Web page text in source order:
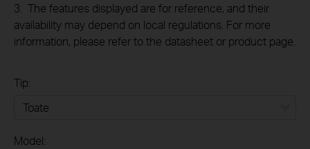
3. The features displayed are for reference, and their
availability may depend on local regulations. For more
information, please refer to the datasheet or product page.
Tip:
Model: